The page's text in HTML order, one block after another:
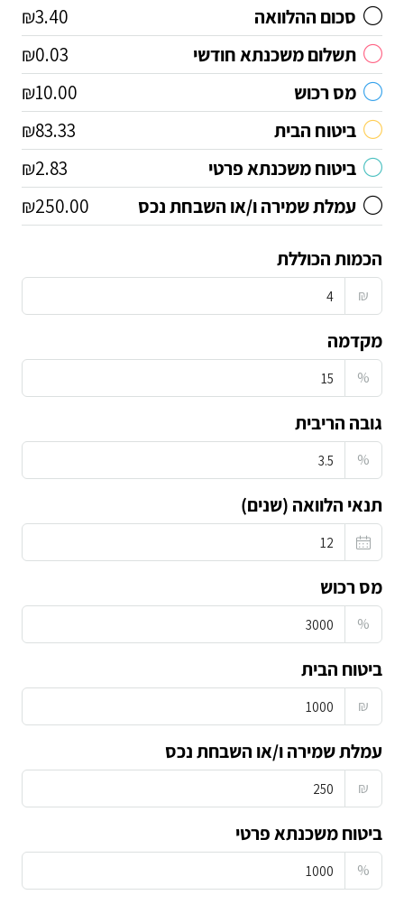
סכום ההלוואה
₪3.40
תשלום משכנתא חודשי
₪0.03
מס רכוש
₪10.00
ביטוח הבית
₪83.33
ביטוח משכנתא פרטי
₪2.83
עמלת שמירה ו/או השבחת נכס
₪250.00
הכמות הכוללת
₪
מקדמה
%
גובה הריבית
%
תנאי הלוואה (שנים)
מס רכוש
%
ביטוח הבית
₪
עמלת שמירה ו/או השבחת נכס
₪
ביטוח משכנתא פרטי
%